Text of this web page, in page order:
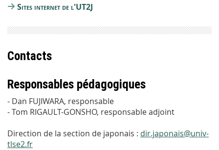
Sites internet de l'UT2J
Contacts
Responsables pédagogiques
- Dan FUJIWARA, responsable
- Tom RIGAULT-GONSHO, responsable adjoint
Direction de la section de japonais : dir.japonais@univ-
tlse2.fr